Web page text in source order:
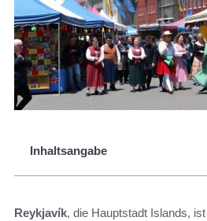
Inhaltsangabe
Reykjavík, die Hauptstadt Islands,